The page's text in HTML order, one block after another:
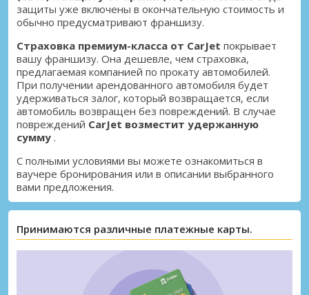
защиты уже включены в окончательную стоимость и
обычно предусматривают франшизу.
Страховка премиум-класса от CarJet покрывает
вашу франшизу. Она дешевле, чем страховка,
предлагаемая компанией по прокату автомобилей.
При получении арендованного автомобиля будет
удерживаться залог, который возвращается, если
автомобиль возвращен без повреждений. В случае
повреждений CarJet возместит удержанную
сумму .
С полными условиями вы можете ознакомиться в
ваучере бронирования или в описании выбранного
вами предложения.
Принимаются различные платежные карты.